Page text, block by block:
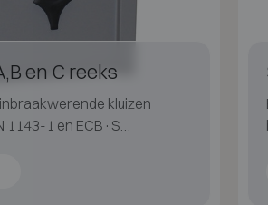
en C reeks
kluizen
1143-1 en ECB·S